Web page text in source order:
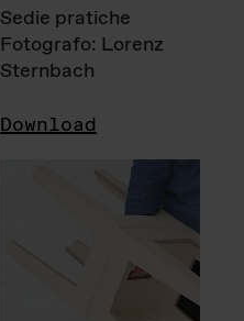
Sedie pratiche
Fotografo: Lorenz
Sternbach
Download